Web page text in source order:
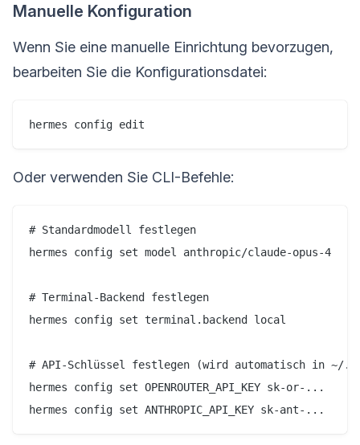
Manuelle Konfiguration
Wenn Sie eine manuelle Einrichtung bevorzugen,
bearbeiten Sie die Konfigurationsdatei:
hermes config edit
Oder verwenden Sie CLI-Befehle:
# Standardmodell festlegen
hermes config set model anthropic/claude-opus-4
# Terminal-Backend festlegen
hermes config set terminal.backend local
# API-Schlüssel festlegen (wird automatisch in ~/
hermes config set OPENROUTER_API_KEY sk-or-...
hermes config set ANTHROPIC_API_KEY sk-ant-...